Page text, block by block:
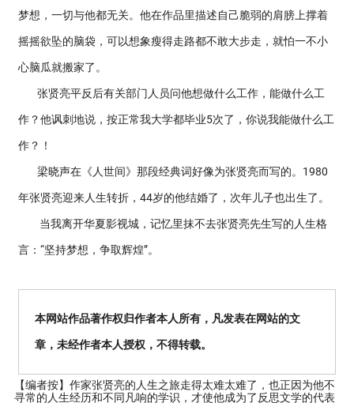
梦想，一切与他都无关。他在作品里描述自己脆弱的肩膀上撑着
摇摇欲坠的脑袋，可以想象瘦得走路都不敢大步走，就怕一不小
心脑瓜就搬家了。
张贤亮平反后有关部门人员问他想做什么工作，能做什么工
作？他讽刺地说，按正常我大学都毕业5次了，你说我能做什么工
作？！
梁晓声在《人世间》那段经典词好像为张贤亮而写的。1980
年张贤亮迎来人生转折，44岁的他结婚了，次年儿子也出生了。
当我离开华夏影视城，记忆里抹不去张贤亮先生写的人生格
言：“坚持梦想，争取辉煌”。
本网站作品著作权归作者本人所有，凡发表在网站的文
章，未经作者本人授权，不得转载。
【编者按】 作家张贤亮的人生之旅走得太难太难了，也正因为他不
寻常的人生经历和不同凡响的学识，才使他成为了反思文学的代表